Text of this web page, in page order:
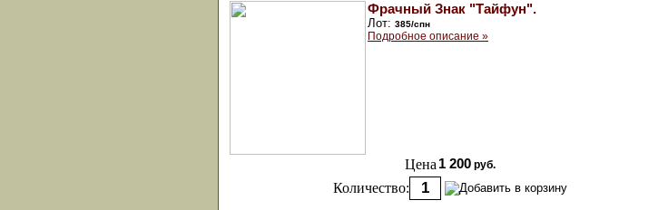
Фрачный Знак "Тайфун".
Лот: 385/спн
Подробное описание »
Цена 1 200 руб.
Количество: